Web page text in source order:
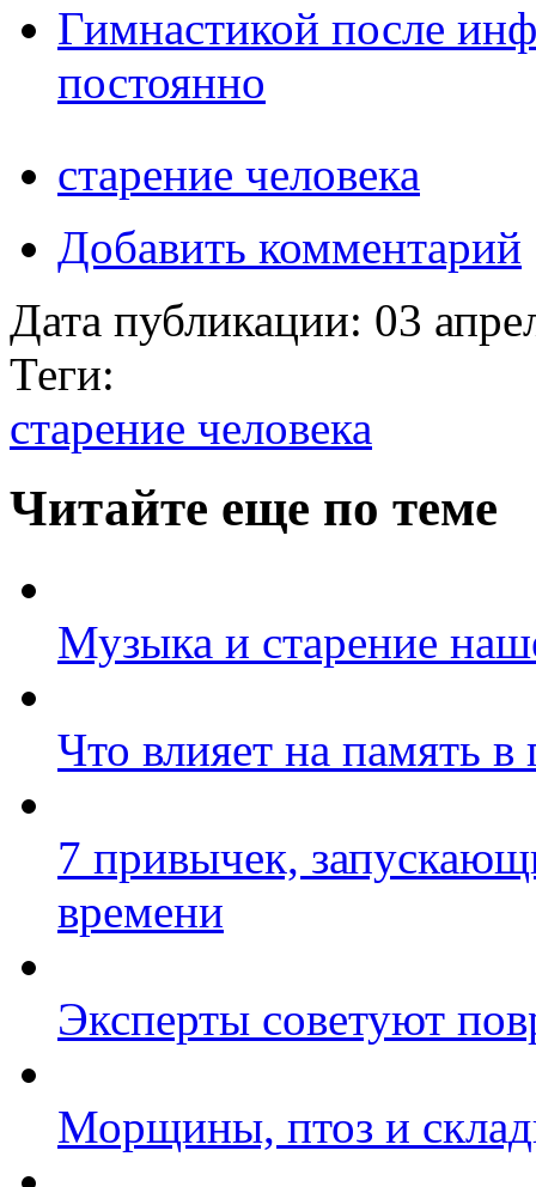
Гимнастикой после
постоянно
старение человека
Добавить комментарий
Дата публикации: 03
Теги:
старение человека
Читайте еще по теме
Музыка и старение
Что влияет на память
7 привычек,
времени
Эксперты советуют
Морщины, птоз и